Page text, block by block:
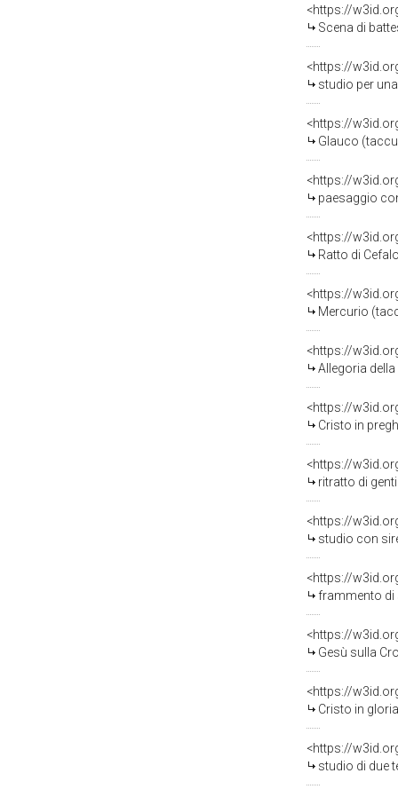
<https://
Scena di
<https://
studio per una
<https://
Glauco
<https://
paesaggio con
<https://
Ratto di
<https://
Mercurio
<https://
Allegoria della
<https://
Cristo in preghiera
<https://
ritratto di
<https://
studio con sirena
<https://
frammento di
<https://
Gesù sulla
<https://
Cristo in gloria
<https://
studio di due